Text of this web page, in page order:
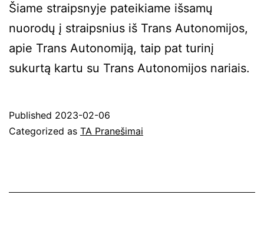
Šiame straipsnyje pateikiame išsamų
nuorodų į straipsnius iš Trans Autonomijos,
apie Trans Autonomiją, taip pat turinį
sukurtą kartu su Trans Autonomijos nariais.
Published 2023-02-06
Categorized as TA Pranešimai